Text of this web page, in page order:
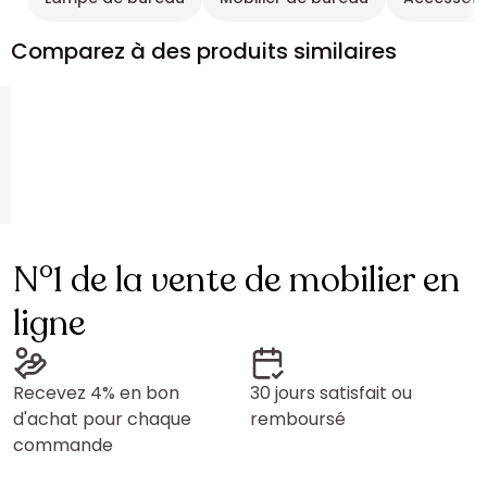
Comparez à des produits similaires
N°1 de la vente de mobilier en
ligne
Recevez 4% en bon
d'achat pour chaque
commande
30 jours satisfait ou
remboursé